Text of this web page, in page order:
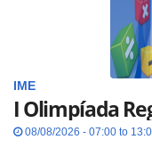
IME
I Olimpíada
08/08/2026 - 07:00 to